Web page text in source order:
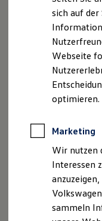
Besitzer & Service
Reparatur &
Räder
Software,
VW
VW
VW
VW
Fleet
Datenschutzerklärungen
Lizenzhinweise Dritter
Angaben zum Digital
VERTRAG WIDERRUFEN
Disclaimer von
GmbH, Gifhorner
gewerbliche
vorausgesetzt.
einen
sich auf
Webseite
optimieren.
Marketing
Wir nutzen
Interessen
sammeln